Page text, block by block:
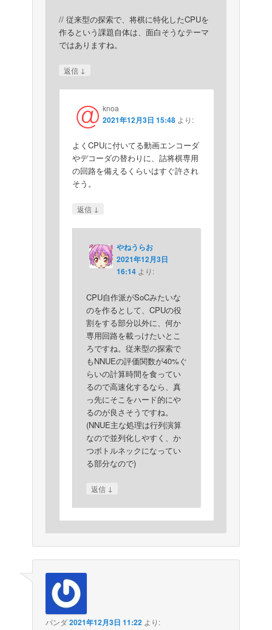
// 従来型の探索で、将棋に特化したCPUを
作るという課題自体は、面白そうなテーマ
ではありますね。
返信 ↓
knoa
2021年12月3日 15:48 より:
よくCPUに付いてる動画エンコーダ
やデコーダの替わりに、詰将棋専用
の回路を備えるくらいはすぐ許され
そう。
返信 ↓
やねうらお
2021年12月3日
16:14 より:
CPU自作派がSoCみたいな
のを作るとして、CPUの役
割をする部分以外に、何か
専用回路を載っけたいとこ
ろですね。従来型の探索で
もNNUEの評価関数が40%ぐ
らいの計算時間を食ってい
るので高速化するなら、真
っ先にそこをハード的にや
るのが良さそうですね。
(NNUE主な処理は行列演算
なので並列化しやすく、か
つボトルネックになってい
る部分なので)
返信 ↓
パンダ2021年12月3日 11:22 より: